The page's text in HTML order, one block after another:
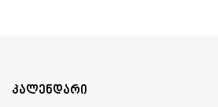
კალენდარი